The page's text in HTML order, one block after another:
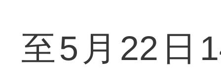
至5月22日